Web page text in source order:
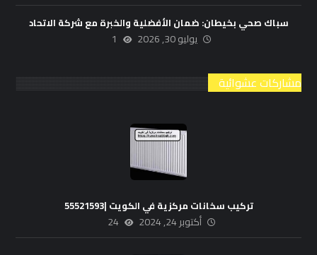
سباك صحي بخيطان: ضمان الأفضلية والخبرة مع شركة الاتحاد
يوليو 30, 2026 1
مشاركات عشوائية
تركيب سخانات مركزية في الكويت |55521593
أكتوبر 24, 2024 24